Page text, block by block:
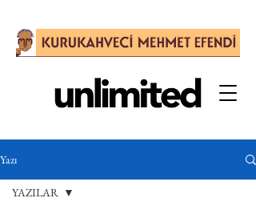
Yazı
YAZILAR